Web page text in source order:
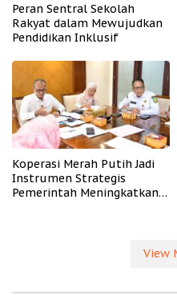
Peran Sentral Sekolah
Rakyat dalam Mewujudkan
Pendidikan Inklusif
Koperasi Merah Putih Jadi
Instrumen Strategis
Pemerintah Meningkatkan
View